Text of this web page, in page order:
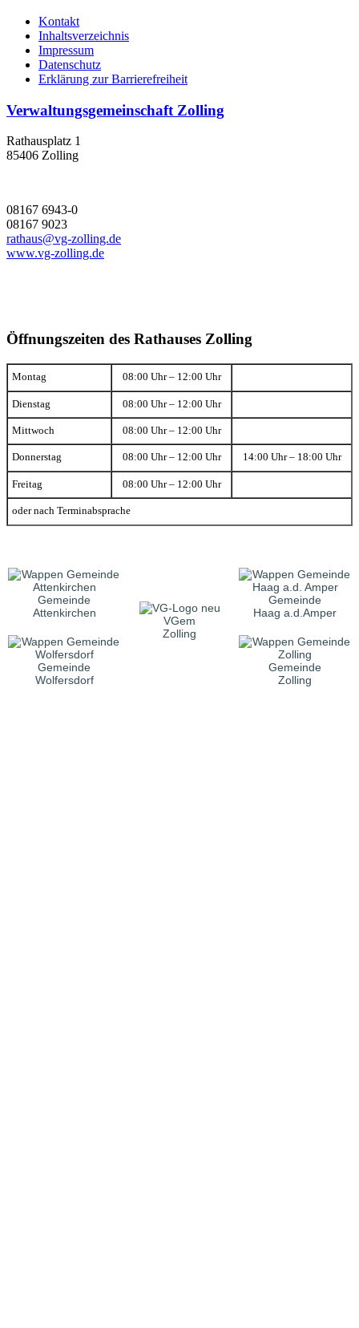
Kontakt
Inhaltsverzeichnis
Impressum
Datenschutz
Erklärung zur Barrierefreiheit
Verwaltungsgemeinschaft Zolling
Rathausplatz 1
85406 Zolling
08167 6943-0
08167 9023
rathaus@vg-zolling.de
www.vg-zolling.de
Öffnungszeiten des Rathauses Zolling
Montag 08:00 Uhr – 12:00 Uhr
Dienstag 08:00 Uhr – 12:00 Uhr
Mittwoch 08:00 Uhr – 12:00 Uhr
Donnerstag 08:00 Uhr – 12:00 Uhr 14:00 Uhr – 18:00 Uhr
Freitag 08:00 Uhr – 12:00 Uhr
oder nach Terminabsprache
Gemeinde
Attenkirchen
VGem
Zolling
Gemeinde
Haag a.d.Amper
Gemeinde
Wolfersdorf
Gemeinde
Zolling